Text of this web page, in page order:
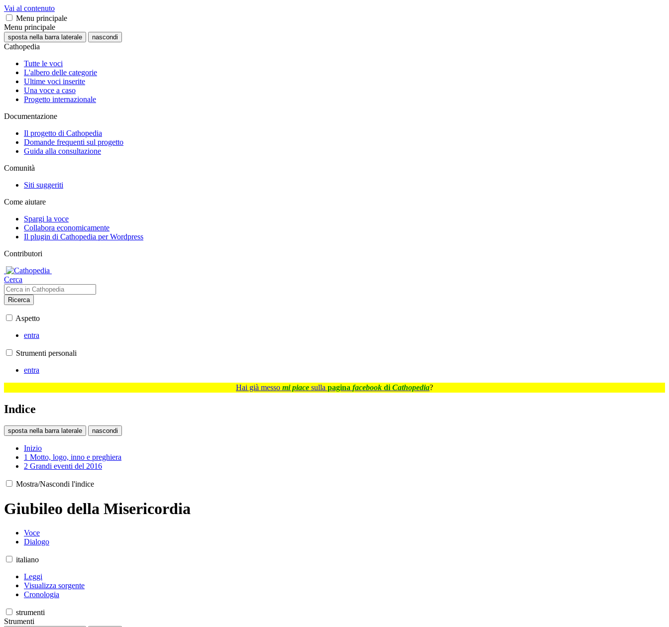
Vai al contenuto
Menu principale
Menu principale
sposta nella barra laterale nascondi
Cathopedia
Tutte le voci
L'albero delle categorie
Ultime voci inserite
Una voce a caso
Progetto internazionale
Documentazione
Il progetto di Cathopedia
Domande frequenti sul progetto
Guida alla consultazione
Comunità
Siti suggeriti
Come aiutare
Spargi la voce
Collabora economicamente
Il plugin di Cathopedia per Wordpress
Contributori
Cerca
Ricerca
Aspetto
entra
Strumenti personali
entra
Hai già messo mi piace sulla pagina facebook di Cathopedia?
Indice
sposta nella barra laterale nascondi
Inizio
1 Motto, logo, inno e preghiera
2 Grandi eventi del 2016
Mostra/Nascondi l'indice
Giubileo della Misericordia
Voce
Dialogo
italiano
Leggi
Visualizza sorgente
Cronologia
strumenti
Strumenti